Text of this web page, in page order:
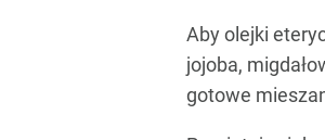
Aby olejki
jojoba,
gotowe